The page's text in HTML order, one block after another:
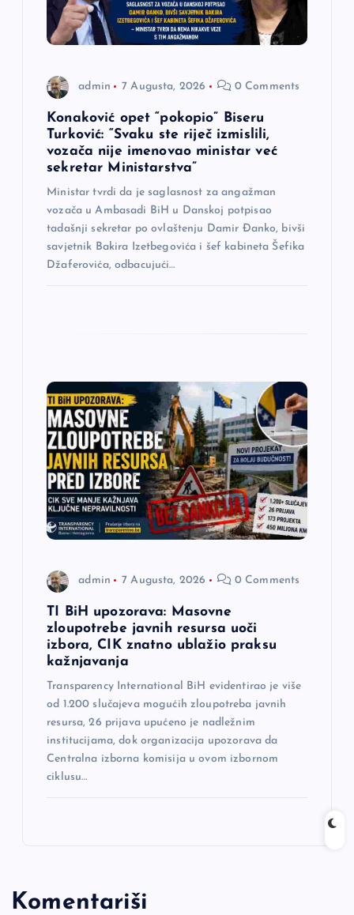
admin 7 Augusta, 2026 0 Comments
Konaković opet “pokopio” Biseru
Turković: “Svaku ste riječ izmislili,
vozača nije imenovao ministar već
sekretar Ministarstva”
Ministar tvrdi da je saglasnost za angažman
vozača u Ambasadi BiH u Danskoj potpisao
tadašnji sekretar po ovlaštenju Damir Đanko, bivši
savjetnik Bakira Izetbegovića i šef kabineta Šefika
Džaferovića, odbacujući…
admin 7 Augusta, 2026 0 Comments
TI BiH upozorava: Masovne
zloupotrebe javnih resursa uoči
izbora, CIK znatno ublažio praksu
kažnjavanja
Transparency International BiH evidentirao je više
od 1.200 slučajeva mogućih zloupotreba javnih
resursa, 26 prijava upućeno je nadležnim
institucijama, dok organizacija upozorava da
Centralna izborna komisija u ovom izbornom
ciklusu…
Komentariši